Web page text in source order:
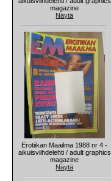
magazine
Näytä
Erotiikan Maailma 1988 nr 4 -
aikuisviihdelehti / adult graphics
magazine
Näytä